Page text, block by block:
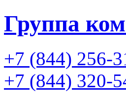
Группа
+7 (844) 256-
+7 (844) 320-